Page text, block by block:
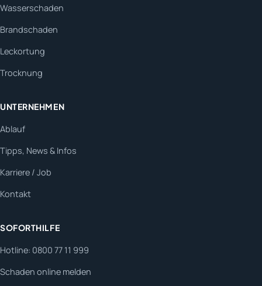
Wasserschaden
Brandschaden
Leckortung
Trocknung
UNTERNEHMEN
Ablauf
Tipps, News & Infos
Karriere / Job
Kontakt
SOFORTHILFE
Hotline: 0800 77 11 999
Schaden online melden